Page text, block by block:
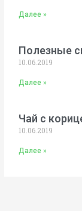
Далее »
Полезные
10.06.2019
Далее »
Чай с
10.06.2019
Далее »